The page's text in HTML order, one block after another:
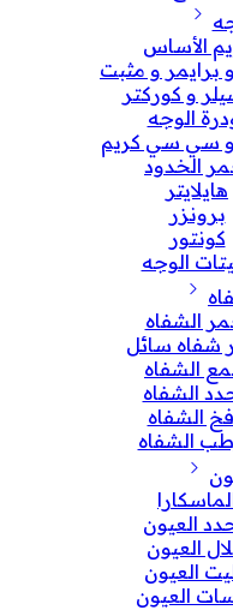
الأساس
و مثبت
و كوركتر
الوجه
سي سي كريم
الخدود
هايلايتر
برونزر
كونتور
الوجه
الشفاه
شفاه سائل
الشفاه
الشفاه
الشفاه
الشفاه
العيون
العيون
العيون
العيون